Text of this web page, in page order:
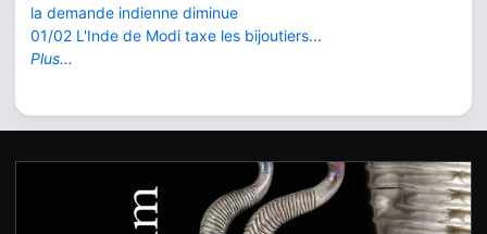
la demande indienne diminue
01/02 L'Inde de Modi taxe les bijoutiers...
Plus...